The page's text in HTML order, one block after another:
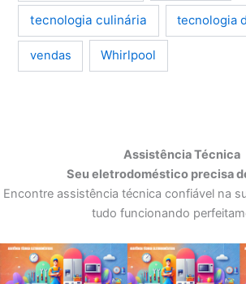
tecnologia culinária tecnologia
vendas Whirlpool
Assistência Técnica
Seu eletrodoméstico precisa
Encontre assistência técnica confiável na
tudo funcionando